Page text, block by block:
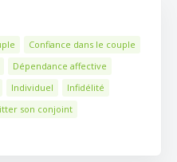
Confiance dans le couple
Dépendance affective
Individuel
Infidélité
son conjoint